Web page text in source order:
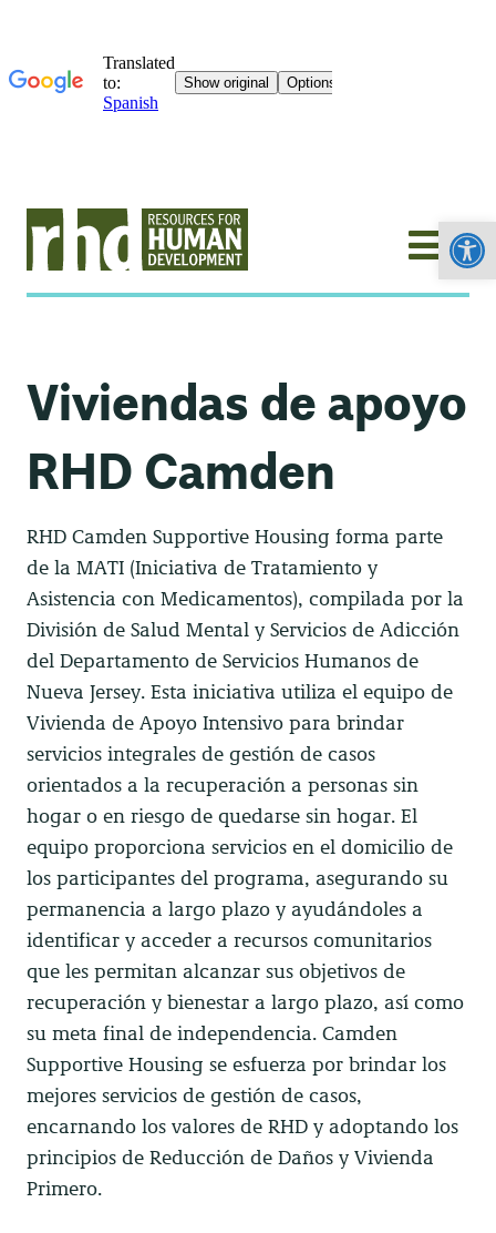
Abrir
Viviendas de apoyo
RHD Camden
RHD Camden Supportive Housing forma parte
de la MATI (Iniciativa de Tratamiento y
Asistencia con Medicamentos), compilada por la
División de Salud Mental y Servicios de Adicción
del Departamento de Servicios Humanos de
Nueva Jersey. Esta iniciativa utiliza el equipo de
Vivienda de Apoyo Intensivo para brindar
servicios integrales de gestión de casos
orientados a la recuperación a personas sin
hogar o en riesgo de quedarse sin hogar. El
equipo proporciona servicios en el domicilio de
los participantes del programa, asegurando su
permanencia a largo plazo y ayudándoles a
identificar y acceder a recursos comunitarios
que les permitan alcanzar sus objetivos de
recuperación y bienestar a largo plazo, así como
su meta final de independencia. Camden
Supportive Housing se esfuerza por brindar los
mejores servicios de gestión de casos,
encarnando los valores de RHD y adoptando los
principios de Reducción de Daños y Vivienda
Primero.